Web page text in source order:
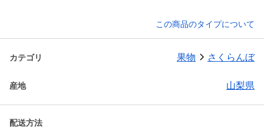
この商品のタイプについて
カテゴリ 果物 さくらんぼ
産地 山梨県
配送方法